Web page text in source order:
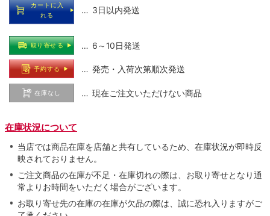
カートに入
れる
… 3日以内発送
取り寄せる … 6～10日発送
予約する … 発売・入荷次第順次発送
在庫なし … 現在ご注文いただけない商品
在庫状況について
当店では商品在庫を店舗と共有しているため、在庫状況が即時反
映されておりません。
ご注文商品の在庫が不足・在庫切れの際は、お取り寄せとなり通
常よりお時間をいただく場合がございます。
お取り寄せ先の在庫の在庫が欠品の際は、誠に恐れ入りますがご